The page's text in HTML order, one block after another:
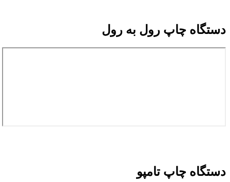
دستگاه چاپ رول به رول
دستگاه چاپ تامپو